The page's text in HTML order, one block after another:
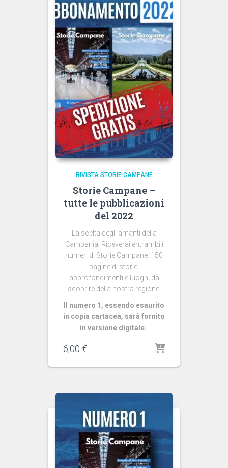
RIVISTA STORIE CAMPANE
Storie Campane –
tutte le pubblicazioni
del 2022
La scelta degli amanti della
Campania. Riceverai entrambi i
numeri di Storie Campane: 150
pagine di storie,
approfondimenti e luoghi da
scoprire della nostra regione.
Il numero 1, essendo esaurito
in copia cartacea, sarà fornito
in versione digitale.
6,00 €